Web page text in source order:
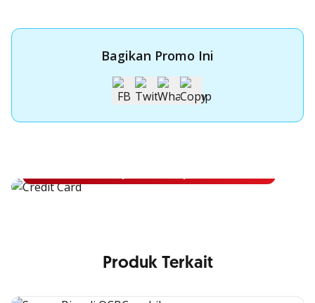
Bagikan Promo Ini
Apply Kartu Kredit OCBC NISP
Produk Terkait